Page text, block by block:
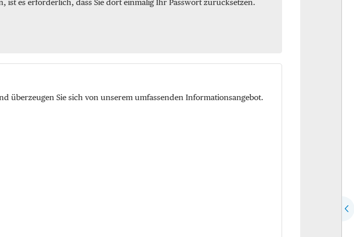
es erforderlich, dass Sie dort einmalig Ihr Passwort zurücksetzen.
überzeugen Sie sich von unserem umfassenden Informationsangebot.